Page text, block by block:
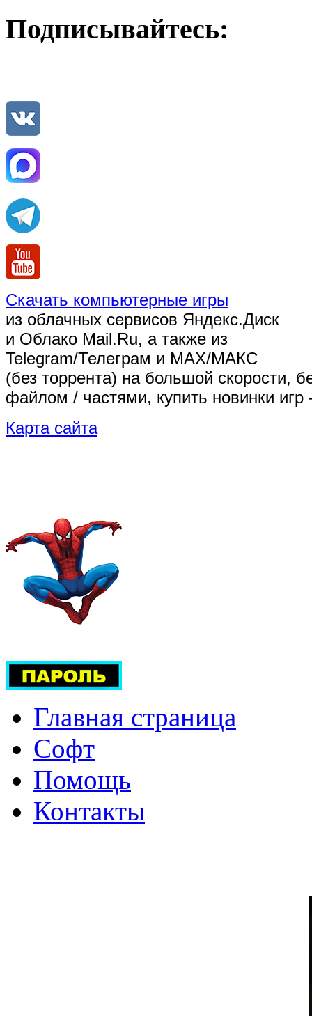
Подписывайтесь:
Скачать компьютерные игры
из облачных сервисов Яндекс.Диск
и Облако Mail.Ru, а также из
Telegram/Телеграм и MAX/МАКС
(без торрента) на большой скорости,
файлом / частями, купить новинки
Карта сайта
Главная страница
Софт
Помощь
Контакты